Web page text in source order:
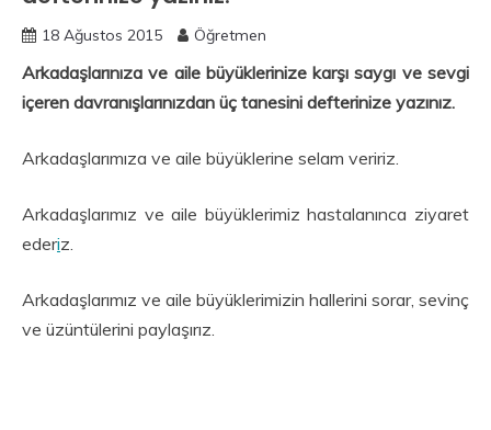
18 Ağustos 2015 Öğretmen
Arkadaşlarınıza ve aile büyüklerinize karşı saygı ve sevgi
içeren davranışlarınızdan üç tanesini defterinize yazınız.
Arkadaşlarımıza ve aile büyüklerine selam veririz.
Arkadaşlarımız ve aile büyüklerimiz hastalanınca ziyaret
ederiz.
Arkadaşlarımız ve aile büyüklerimizin hallerini sorar, sevinç
ve üzüntülerini paylaşırız.